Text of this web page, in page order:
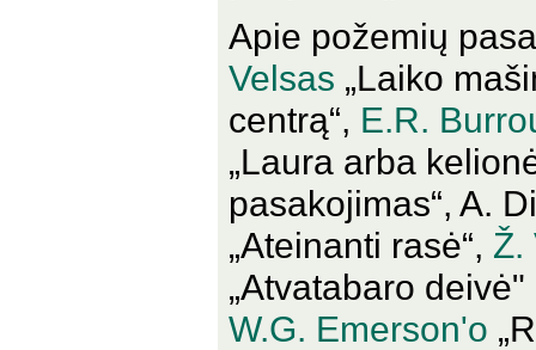
Apie požemių
Velsas „Laiko
centrą“, E.R.
„Laura arba
pasakojimas“, A.
„Ateinanti rasė“, Ž.
„Atvatabaro
W.G. Emerson'o